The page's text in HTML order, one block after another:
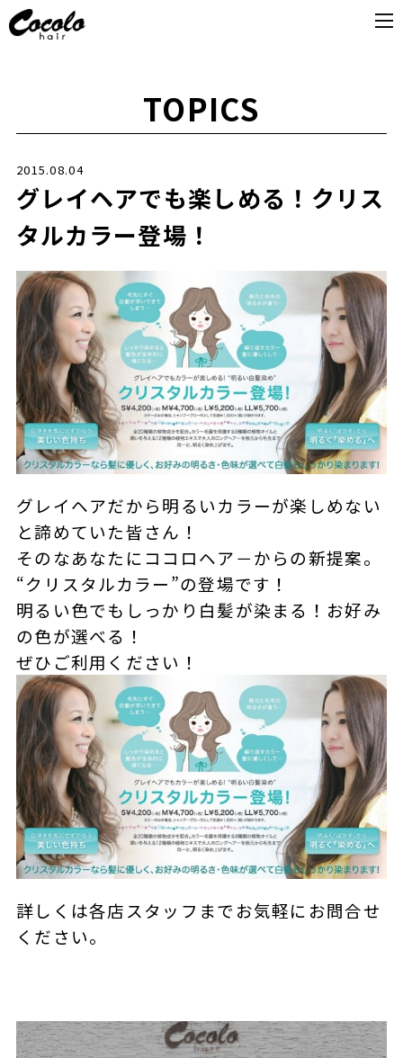
TOPICS
2015.08.04
グレイヘアでも楽しめる！クリス
タルカラー登場！
グレイヘアだから明るいカラーが楽しめない
と諦めていた皆さん！
そのなあなたにココロヘア－からの新提案。
“クリスタルカラー”の登場です！
明るい色でもしっかり白髪が染まる！お好み
の色が選べる！
ぜひご利用ください！
詳しくは各店スタッフまでお気軽にお問合せ
ください。